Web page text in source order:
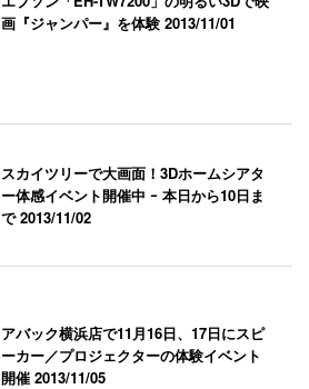
画『ジャンパー』を体験2013/11/01
スカイツリーで大画面！3Dホームシアタ
ー体感イベント開催中 ｰ 本日から10日ま
で2013/11/02
アバック横浜店で11月16日、17日にスピ
ーカー／プロジェクターの体験イベント
開催2013/11/05